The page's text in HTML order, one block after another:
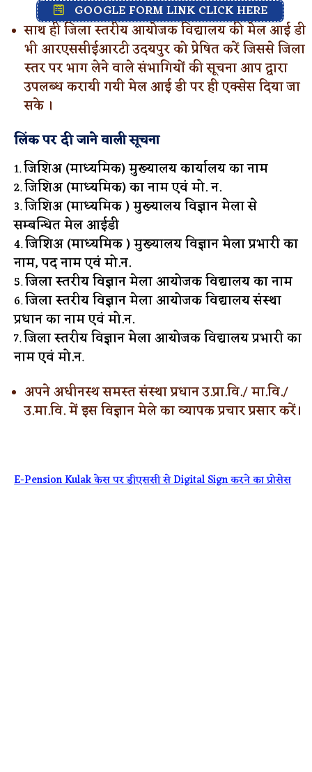
GOOGLE FORM LINK CLICK HERE
साथ ही जिला स्तरीय आयोजक विद्यालय की मेल आई डी
भी आरएससीईआरटी उदयपुर को प्रेषित करें जिससे जिला
स्तर पर भाग लेने वाले संभागियों की सूचना आप द्वारा
उपलब्ध करायी गयी मेल आई डी पर ही एक्सेस दिया जा
सके ।
लिंक पर दी जाने वाली सूचना
जिशिअ (माध्यमिक) मुख्यालय कार्यालय का नाम
जिशिअ (माध्यमिक) का नाम एवं मो. न.
जिशिअ (माध्यमिक ) मुख्यालय विज्ञान मेला से
सम्बन्धित मेल आईडी
जिशिअ (माध्यमिक ) मुख्यालय विज्ञान मेला प्रभारी का
नाम, पद नाम एवं मो.न.
जिला स्तरीय विज्ञान मेला आयोजक विद्यालय का नाम
जिला स्तरीय विज्ञान मेला आयोजक विद्यालय संस्था
प्रधान का नाम एवं मो.न.
जिला स्तरीय विज्ञान मेला आयोजक विद्यालय प्रभारी का
नाम एवं मो.न.
अपने अधीनस्थ समस्त संस्था प्रधान उ.प्रा.वि./ मा.वि./
उ.मा.वि. में इस विज्ञान मेले का व्यापक प्रचार प्रसार करें।
E-Pension Kulak केस पर डीएससी से Digital Sign करने का प्रोसेस